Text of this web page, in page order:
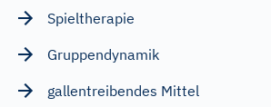
Spieltherapie
Gruppendynamik
gallentreibendes Mittel